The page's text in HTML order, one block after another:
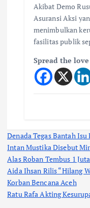
Akibat Demo
Asuransi Aksi
menimbulkan
fasilitas publik
Spread the love
Denada Tegas Bantah
Intan Mustika Disebut
Alas Roban Tembus 1
Aida Ihsan Rilis “Hilang
Korban Bencana Aceh
Ratu Rafa Akting